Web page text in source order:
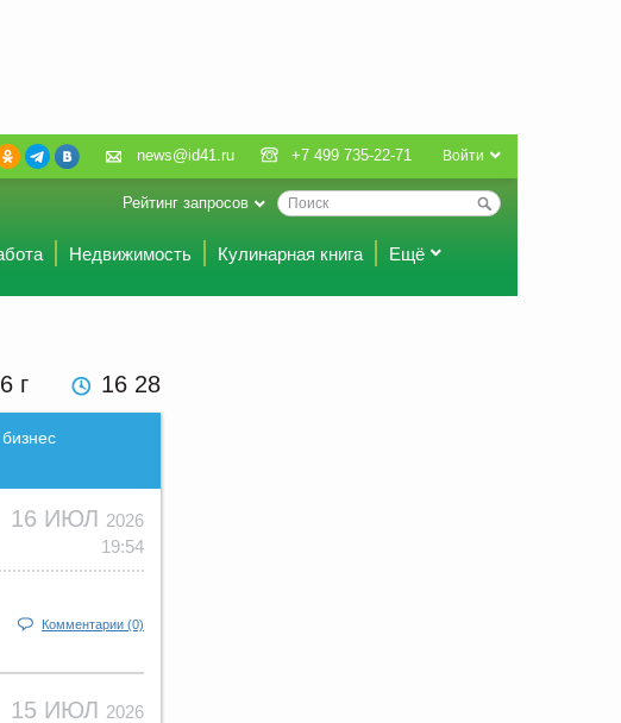
Войти
news@id41.ru +7 499 735-22-71
Рейтинг запросов
Недвижимость Кулинарная книга Ещё
г 16:28
16 ИЮЛ 2026
19:54
Комментарии (0)
15 ИЮЛ 2026